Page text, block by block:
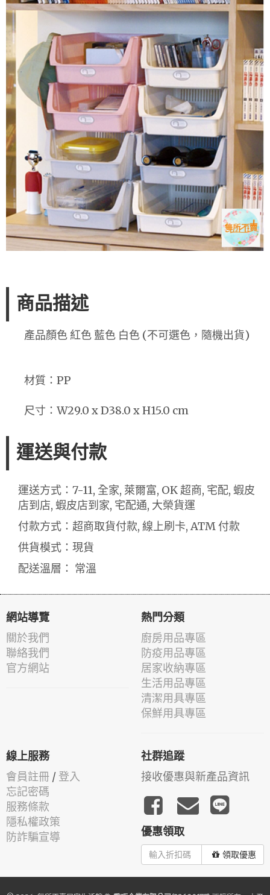
商品描述
產品顏色 紅色 藍色 白色 (不可選色，隨機出貨)
材質：PP
尺寸：W29.0 x D38.0 x H15.0 cm
運送與付款
運送方式：7-11, 全家, 萊爾富, OK 超商, 宅配, 蝦皮
店到店, 蝦皮店到家, 宅配通, 大榮貨運
付款方式：超商取貨付款, 線上刷卡, ATM 付款
供貨模式：現貨
配送溫層： 常溫
網站導覽
關於我們
聯絡我們
官方網站
熱門分類
廚房用品專區
防疫用品專區
居家收納專區
生活用品專區
清潔用具專區
保鮮用具專區
線上服務
會員註冊 / 登入
忘記密碼
服務條款
隱私權政策
防詐騙宣導
社群追蹤
接收優惠與新產品資訊
優惠領取
領取優惠